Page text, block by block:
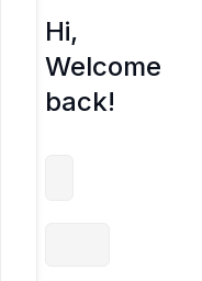
Hi,
Welcome
back!